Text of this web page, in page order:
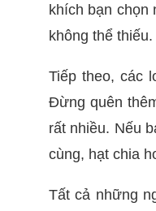
khích bạn chọn
không thể
Tiếp theo, các
Đừng quên
rất nhiều. Nếu
cùng, hạt chia
Tất cả những